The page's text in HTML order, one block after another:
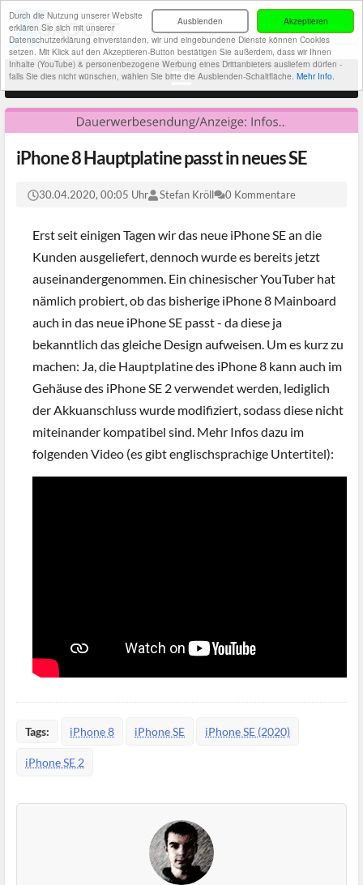
Akzeptieren
Ausblenden
Durch die Nutzung unserer Website
erklären Sie sich mit unserer
Datenschutzerklärung einverstanden, wir und eingebundene Dienste können Cookies
setzen. Mit Klick auf den Akzeptieren-Button bestätigen Sie außerdem, dass wir Ihnen
Inhalte (YouTube) & personenbezogene Werbung eines Drittanbieters ausliefern dürfen -
falls Sie dies nicht wünschen, wählen Sie bitte die Ausblenden-Schaltfläche. Mehr Info.
iPhone 8 Hauptplatine passt in neues SE
30.04.2020, 00:05 Uhr Stefan Kröll 0 Kommentare
Erst seit einigen Tagen wir das neue iPhone SE an die
Kunden ausgeliefert, dennoch wurde es bereits jetzt
auseinandergenommen. Ein chinesischer YouTuber hat
nämlich probiert, ob das bisherige iPhone 8 Mainboard
auch in das neue iPhone SE passt - da diese ja
bekanntlich das gleiche Design aufweisen. Um es kurz zu
machen: Ja, die Hauptplatine des iPhone 8 kann auch im
Gehäuse des iPhone SE 2 verwendet werden, lediglich
der Akkuanschluss wurde modifiziert, sodass diese nicht
miteinander kompatibel sind. Mehr Infos dazu im
folgenden Video (es gibt englischsprachige Untertitel):
Tags: iPhone 8 iPhone SE iPhone SE (2020)
iPhone SE 2